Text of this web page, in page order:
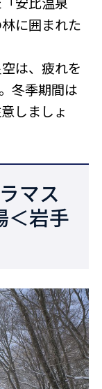
に囲まれた
は、疲れを
冬季期間は
しましょ
マス
＜岩手